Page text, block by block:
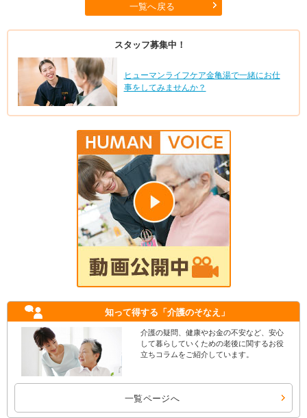
一覧へ戻る
スタッフ募集中！
ヒューマンライフケア金亀湯で一緒にお仕
事をしてみませんか？
知って得する 「介護のそなえ」
介護の疑問、健康やお金の不安など、安心
して暮らしていくための老後に関するお役
立ちコラムをご紹介しています。
一覧ページへ